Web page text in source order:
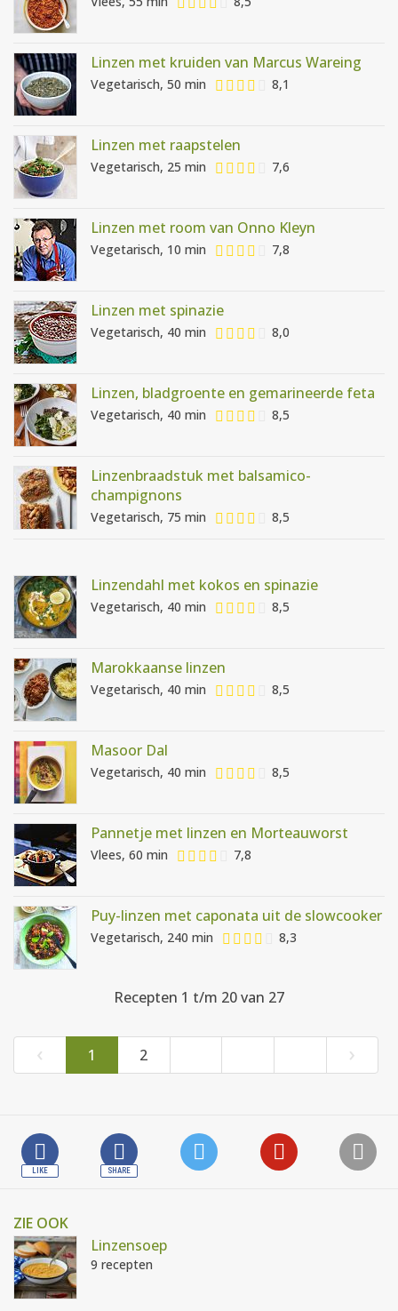
Linzen met kruiden van Marcus Wareing
Vegetarisch, 50 min 8,1
Linzen met raapstelen
Vegetarisch, 25 min 7,6
Linzen met room van Onno Kleyn
Vegetarisch, 10 min 7,8
Linzen met spinazie
Vegetarisch, 40 min 8,0
Linzen, bladgroente en gemarineerde feta
Vegetarisch, 40 min 8,5
Linzenbraadstuk met balsamico-
champignons
Vegetarisch, 75 min 8,5
Linzendahl met kokos en spinazie
Vegetarisch, 40 min 8,5
Marokkaanse linzen
Vegetarisch, 40 min 8,5
Masoor Dal
Vegetarisch, 40 min 8,5
Pannetje met linzen en Morteauworst
Vlees, 60 min 7,8
Puy-linzen met caponata uit de slowcooker
Vegetarisch, 240 min 8,3
Recepten 1 t/m 20 van 27
‹ 1 2 ›
ZIE OOK
Linzensoep
9 recepten